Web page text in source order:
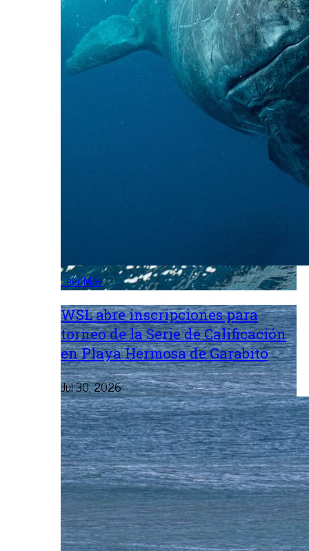
Leer Más
WSL abre inscripciones para
torneo de la Serie de Calificación
en Playa Hermosa de Garabito
Jul 30, 2026